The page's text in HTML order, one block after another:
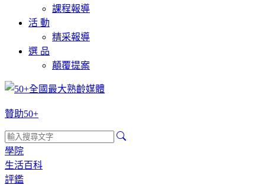
課程報導
活 動
精采報導
選 品
顛覆提案
贊助50+
學院
生活百科
評鑑